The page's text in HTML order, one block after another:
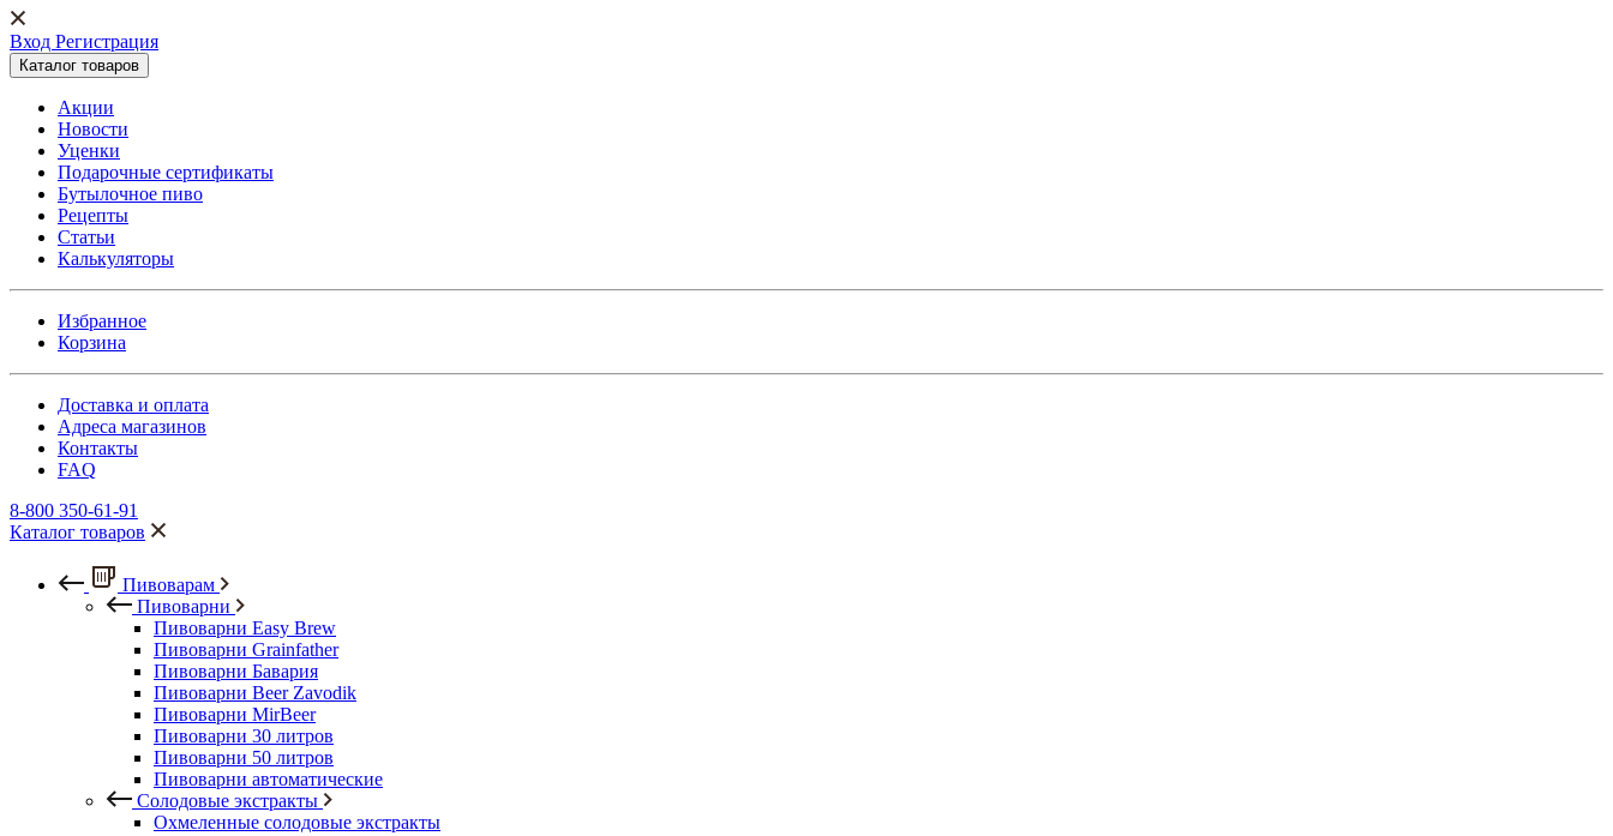
Вход Регистрация
Каталог товаров
Акции
Новости
Уценки
Подарочные сертификаты
Бутылочное пиво
Рецепты
Статьи
Калькуляторы
Избранное
Корзина
Доставка и оплата
Адреса магазинов
Контакты
FAQ
8-800 350-61-91
Каталог товаров
Пивоварам
Пивоварни
Пивоварни Easy Brew
Пивоварни Grainfather
Пивоварни Бавария
Пивоварни Beer Zavodik
Пивоварни MirBeer
Пивоварни 30 литров
Пивоварни 50 литров
Пивоварни автоматические
Солодовые экстракты
Охмеленные солодовые экстракты